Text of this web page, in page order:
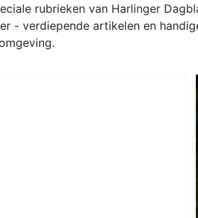
rubrieken van Harlinger
- verdiepende artikelen en